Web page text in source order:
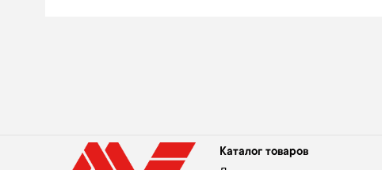
Каталог товаров